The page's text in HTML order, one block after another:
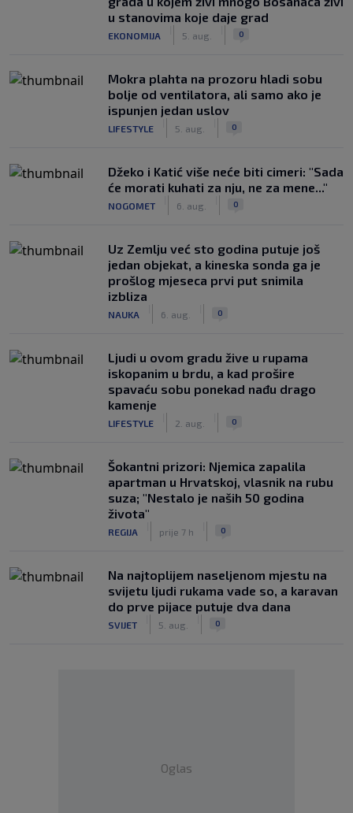
u stanovima koje daje grad
EKONOMIJA 5. aug. 0
Mokra plahta na prozoru hladi sobu
bolje od ventilatora, ali samo ako je
ispunjen jedan uslov
LIFESTYLE 5. aug. 0
Džeko i Katić više neće biti cimeri: "Sada
će morati kuhati za nju, ne za mene..."
NOGOMET 6. aug. 0
Uz Zemlju već sto godina putuje još
jedan objekat, a kineska sonda ga je
prošlog mjeseca prvi put snimila
izbliza
NAUKA 6. aug. 0
Ljudi u ovom gradu žive u rupama
iskopanim u brdu, a kad prošire
spavaću sobu ponekad nađu drago
kamenje
LIFESTYLE 2. aug. 0
Šokantni prizori: Njemica zapalila
apartman u Hrvatskoj, vlasnik na rubu
suza; "Nestalo je naših 50 godina
života"
REGIJA prije 7 h 0
Na najtoplijem naseljenom mjestu na
svijetu ljudi rukama vade so, a karavan
do prve pijace putuje dva dana
SVIJET 5. aug. 0
Oglas